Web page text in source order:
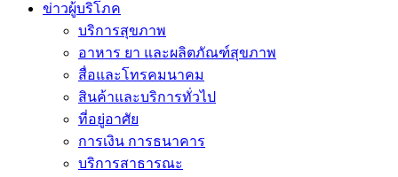
ข่าวผู้บริโภค
บริการสุขภาพ
อาหาร ยา และผลิตภัณฑ์สุขภาพ
สื่อและโทรคมนาคม
สินค้าและบริการทั่วไป
ที่อยู่อาศัย
การเงิน การธนาคาร
บริการสาธารณะ